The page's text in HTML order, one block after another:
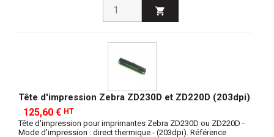

Tête d'impression Zebra ZD230D et ZD220D (203dpi)
125,60 € HT
Tête d'impression pour imprimantes Zebra ZD230D ou ZD220D -
Mode d'impression : direct thermique - (203dpi). Référence